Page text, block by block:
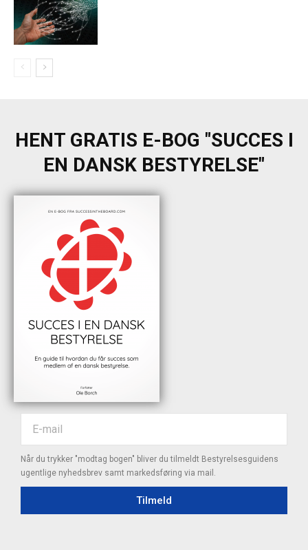
HENT GRATIS E-BOG "SUCCES I
EN DANSK BESTYRELSE"
Når du trykker "modtag bogen" bliver du tilmeldt Bestyrelsesguidens
ugentlige nyhedsbrev samt markedsføring via mail.
Tilmeld